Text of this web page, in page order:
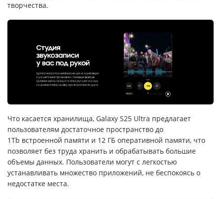
творчества.
Что касается хранилища, Galaxy S25 Ultra предлагает
пользователям достаточное пространство до
1Tb встроенной памяти и 12 ГБ оперативной памяти, что
позволяет без труда хранить и обрабатывать большие
объемы данных. Пользователи могут с легкостью
устанавливать множество приложений, не беспокоясь о
недостатке места.